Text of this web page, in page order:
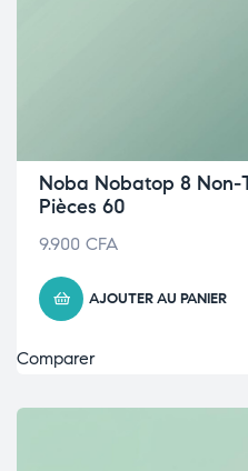
Noba Nobatop 8 Non-
Pièces 60
9.900 CFA
AJOUTER AU PANIER
Comparer